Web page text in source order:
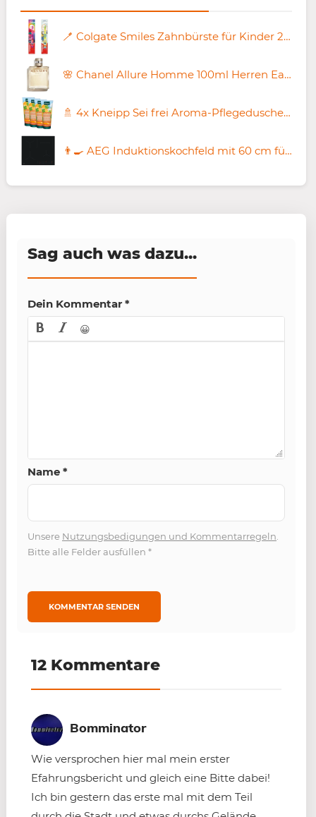
🪥 Colgate Smiles Zahnbürste für Kinder 2 – 6 Jahre ab 0,85€ (statt 1,29€)
🌸 Chanel Allure Homme 100ml Herren Eau de Toilette ➡️ für 105,86€ (statt 125€)
🚿 4x Kneipp Sei frei Aroma-Pflegedusche je 200ml für 8,33€ (statt 16€)
👨‍🍳 AEG Induktionskochfeld mit 60 cm für 607,44€ (statt 689€)
Sag auch was dazu...
Dein Kommentar *
😀
Name *
Unsere Nutzungsbedigungen und Kommentarregeln
Bitte alle Felder ausfüllen *
12 Kommentare
Bomminator
Wie versprochen hier mal mein erster
Efahrungsbericht und gleich eine Bitte dabei!
Ich bin gestern das erste mal mit dem Teil